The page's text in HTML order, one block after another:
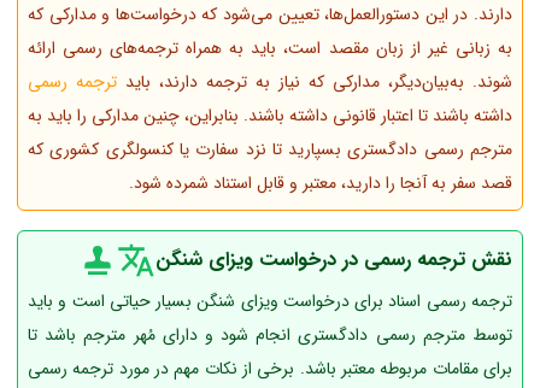
دارند. در این دستورالعمل‌ها، تعیین می‌شود که درخواست‌ها و مدارکی که
به زبانی غیر از زبان مقصد است، باید به همراه ترجمه‌های رسمی ارائه
شوند. به‌بیان‌دیگر، مدارکی که نیاز به ترجمه دارند، باید ترجمه رسمی
داشته باشند تا اعتبار قانونی داشته باشند. بنابراین، چنین مدارکی را باید به
مترجم رسمی دادگستری بسپارید تا نزد سفارت یا کنسولگری کشوری که
قصد سفر به آنجا را دارید، معتبر و قابل استناد شمرده شود.
نقش ترجمه رسمی در درخواست ویزای شنگن
ترجمه رسمی اسناد برای درخواست ویزای شنگن بسیار حیاتی است و باید
توسط مترجم رسمی دادگستری انجام شود و دارای مُهر مترجم باشد تا
برای مقامات مربوطه معتبر باشد. برخی از نکات مهم در مورد ترجمه رسمی